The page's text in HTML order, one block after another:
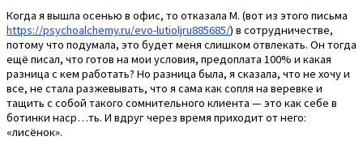
Когда я вышла осенью в офис, то отказала М. (вот из этого письма
https://psychoalchemy.ru/evo-lutioljru885685/) в сотрудничестве,
потому что подумала, это будет меня слишком отвлекать. Он тогда
ещё писал, что готов на мои условия, предоплата 100% и какая
разница с кем работать? Но разница была, я сказала, что не хочу и
все, не стала разжевывать, что я сама как сопля на веревке и
тащить с собой такого сомнительного клиента — это как себе в
ботинки наср…ть. И вдруг через время приходит от него:
«лисёнок».